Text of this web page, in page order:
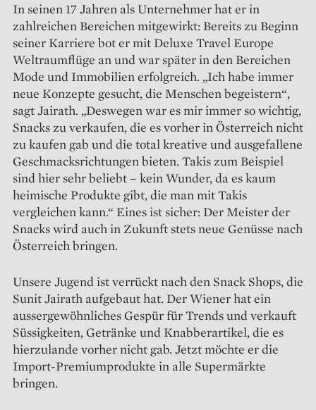
In seinen 17 Jahren als Unternehmer hat er in
zahlreichen Bereichen mitgewirkt: Bereits zu Beginn
seiner Karriere bot er mit Deluxe Travel Europe
Weltraumflüge an und war später in den Bereichen
Mode und Immobilien erfolgreich. „Ich habe immer
neue Konzepte gesucht, die Menschen begeistern“,
sagt Jairath. „Deswegen war es mir immer so wichtig,
Snacks zu verkaufen, die es vorher in Österreich nicht
zu kaufen gab und die total kreative und ausgefallene
Geschmacksrichtungen bieten. Takis zum Beispiel
sind hier sehr beliebt – kein Wunder, da es kaum
heimische Produkte gibt, die man mit Takis
vergleichen kann.“ Eines ist sicher: Der Meister der
Snacks wird auch in Zukunft stets neue Genüsse nach
Österreich bringen.
Unsere Jugend ist verrückt nach den Snack Shops, die
Sunit Jairath aufgebaut hat. Der Wiener hat ein
aussergewöhnliches Gespür für Trends und verkauft
Süssigkeiten, Getränke und Knabberartikel, die es
hierzulande vorher nicht gab. Jetzt möchte er die
Import-Premiumprodukte in alle Supermärkte
bringen.